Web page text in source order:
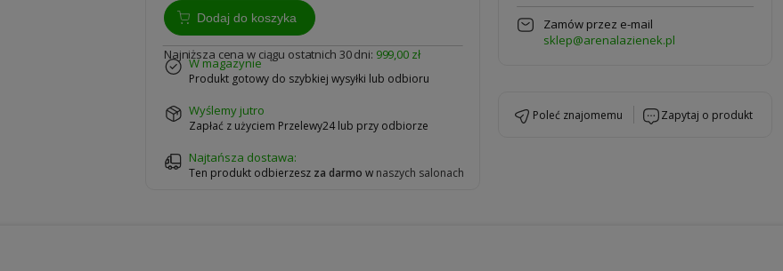
Dodaj do koszyka
Najniższa cena w ciągu ostatnich 30 dni: 999,00 zł
w magazynie
Produkt gotowy do szybkiej wysyłki lub odbioru
wyślemy jutro
Zapłać z użyciem Przelewy24 lub przy odbiorze
Najtańsza dostawa:
Ten produkt odbierzesz za darmo w naszych salonach
Zamów przez e-mail
sklep@arenalazienek.pl
poleć znajomemu zapytaj o produkt